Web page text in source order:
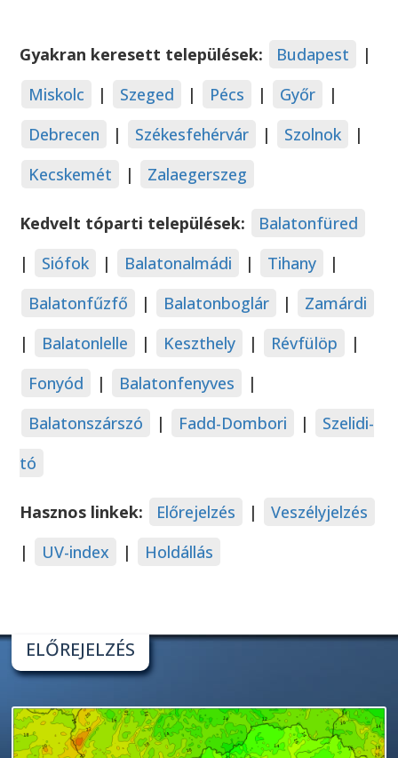
Gyakran keresett települések: Budapest
|
Miskolc
| Szeged | Pécs | Győr
|
Debrecen
| Székesfehérvár | Szolnok
|
Kecskemét
| Zalaegerszeg
Kedvelt tóparti települések:
Balatonfüred
|
Siófok | Balatonalmádi | Tihany
|
Balatonfűzfő
| Balatonboglár |
Zamárdi
|
Balatonlelle | Keszthely | Révfülöp
|
Fonyód
| Balatonfenyves
|
Balatonszárszó
| Fadd-Dombori |
Szelidi-
tó
Hasznos linkek: Előrejelzés |
Veszélyjelzés
|
UV-index | Holdállás
ELŐREJELZÉS